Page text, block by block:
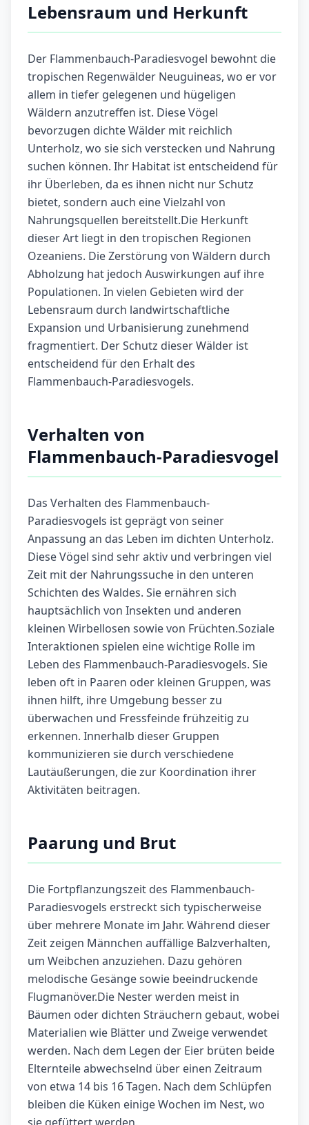
Lebensraum und Herkunft
Der Flammenbauch-Paradiesvogel bewohnt die
tropischen Regenwälder Neuguineas, wo er vor
allem in tiefer gelegenen und hügeligen
Wäldern anzutreffen ist. Diese Vögel
bevorzugen dichte Wälder mit reichlich
Unterholz, wo sie sich verstecken und Nahrung
suchen können. Ihr Habitat ist entscheidend für
ihr Überleben, da es ihnen nicht nur Schutz
bietet, sondern auch eine Vielzahl von
Nahrungsquellen bereitstellt.Die Herkunft
dieser Art liegt in den tropischen Regionen
Ozeaniens. Die Zerstörung von Wäldern durch
Abholzung hat jedoch Auswirkungen auf ihre
Populationen. In vielen Gebieten wird der
Lebensraum durch landwirtschaftliche
Expansion und Urbanisierung zunehmend
fragmentiert. Der Schutz dieser Wälder ist
entscheidend für den Erhalt des
Flammenbauch-Paradiesvogels.
Verhalten von
Flammenbauch-Paradiesvogel
Das Verhalten des Flammenbauch-
Paradiesvogels ist geprägt von seiner
Anpassung an das Leben im dichten Unterholz.
Diese Vögel sind sehr aktiv und verbringen viel
Zeit mit der Nahrungssuche in den unteren
Schichten des Waldes. Sie ernähren sich
hauptsächlich von Insekten und anderen
kleinen Wirbellosen sowie von Früchten.Soziale
Interaktionen spielen eine wichtige Rolle im
Leben des Flammenbauch-Paradiesvogels. Sie
leben oft in Paaren oder kleinen Gruppen, was
ihnen hilft, ihre Umgebung besser zu
überwachen und Fressfeinde frühzeitig zu
erkennen. Innerhalb dieser Gruppen
kommunizieren sie durch verschiedene
Lautäußerungen, die zur Koordination ihrer
Aktivitäten beitragen.
Paarung und Brut
Die Fortpflanzungszeit des Flammenbauch-
Paradiesvogels erstreckt sich typischerweise
über mehrere Monate im Jahr. Während dieser
Zeit zeigen Männchen auffällige Balzverhalten,
um Weibchen anzuziehen. Dazu gehören
melodische Gesänge sowie beeindruckende
Flugmanöver.Die Nester werden meist in
Bäumen oder dichten Sträuchern gebaut, wobei
Materialien wie Blätter und Zweige verwendet
werden. Nach dem Legen der Eier brüten beide
Elternteile abwechselnd über einen Zeitraum
von etwa 14 bis 16 Tagen. Nach dem Schlüpfen
bleiben die Küken einige Wochen im Nest, wo